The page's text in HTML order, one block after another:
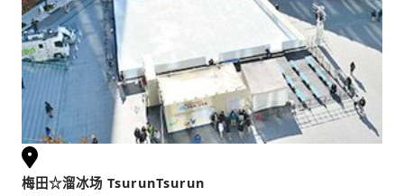
梅田☆溜冰场 TsurunTsurun